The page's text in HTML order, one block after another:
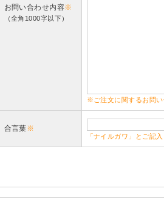
お問い合わせ内容※
（全角1000字以下）
※ご注文に関するお問
合言葉※
「ナイルガワ」とご記入